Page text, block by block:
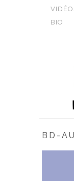
BIO
BD-